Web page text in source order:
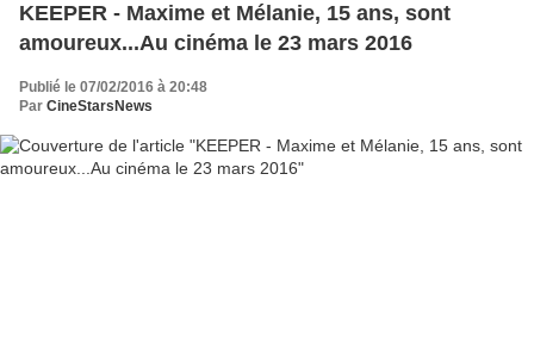
KEEPER - Maxime et Mélanie, 15 ans, sont
amoureux...Au cinéma le 23 mars 2016
Publié le 07/02/2016 à 20:48
Par CineStarsNews